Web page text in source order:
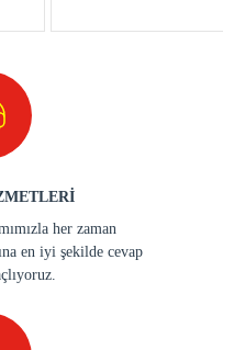
her zaman
en iyi şekilde cevap